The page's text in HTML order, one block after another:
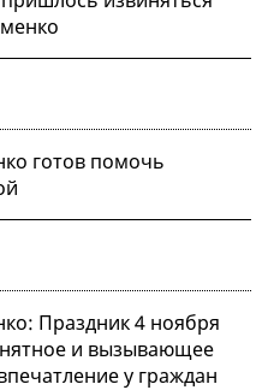
готов помочь
Праздник 4 ноября
и вызывающее
у граждан